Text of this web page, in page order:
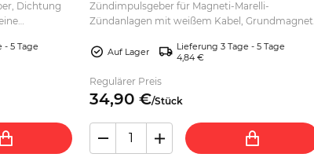
Dichtung
- 5 Tage
Zündimpulsgeber für Magneti-Marelli-
Zündanlagen mit weißem Kabel, Grundmagnet
passend auswählen.
Auf Lager
Lieferung 3 Tage - 5 Tage
4,84 €
Regulärer Preis
34,90 €/Stück